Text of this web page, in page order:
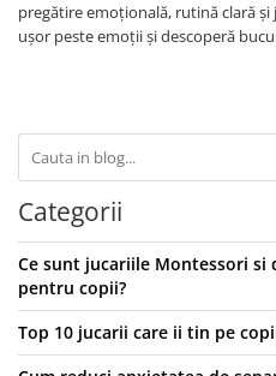
pregătire emoțională, rutină clară
ușor peste emoții și descoperă
Categorii
Ce sunt jucariile Montessori si
pentru copii?
Top 10 jucarii care ii tin pe